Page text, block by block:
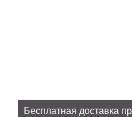
Бесплатная доставка